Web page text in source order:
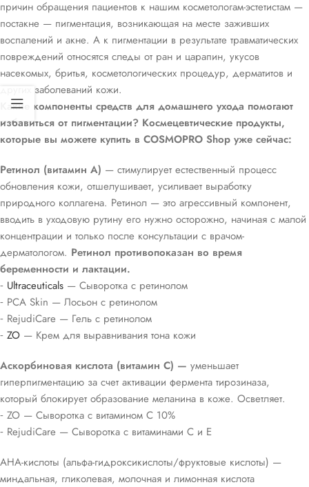
причин обращения пациентов к нашим косметологам-эстетистам —
постакне — пигментация, возникающая на месте заживших
воспалений и акне. А к пигментации в результате травматических
повреждений относятся следы от ран и царапин, укусов
насекомых, бритья, косметологических процедур, дерматитов и
других заболеваний кожи.
Какие компоненты средств для домашнего ухода помогают
избавиться от пигментации? Космецевтические продукты,
которые вы можете купить в COSMOPRO Shop уже сейчас:
Ретинол (витамин А) — стимулирует естественный процесс
обновления кожи, отшелушивает, усиливает выработку
природного коллагена. Ретинол — это агрессивный компонент,
вводить в уходовую рутину его нужно осторожно, начиная с малой
концентрации и только после консультации с врачом-
дерматологом. Ретинол противопоказан во время
беременности и лактации.
⁃ Ultraceuticals — Сыворотка с ретинолом
⁃ PCA Skin — Лосьон с ретинолом
⁃ RejudiCare — Гель с ретинолом
⁃ ZO — Крем для выравнивания тона кожи
Аскорбиновая кислота (витамин С) — уменьшает
гиперпигментацию за счет активации фермента тирозиназа,
который блокирует образование меланина в коже. Осветляет.
⁃ ZO — Сыворотка с витамином С 10%
⁃ RejudiCare — Сыворотка с витаминами С и Е
АНА-кислоты (альфа-гидроксикислоты/фруктовые кислоты) —
миндальная, гликолевая, молочная и лимонная кислота